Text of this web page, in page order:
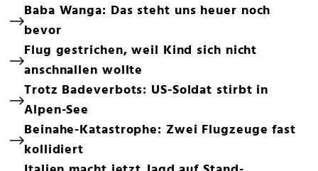
Baba Wanga: Das steht uns heuer noch
bevor
Flug gestrichen, weil Kind sich nicht
anschnallen wollte
Trotz Badeverbots: US-Soldat stirbt in
Alpen-See
Beinahe-Katastrophe: Zwei Flugzeuge fast
kollidiert